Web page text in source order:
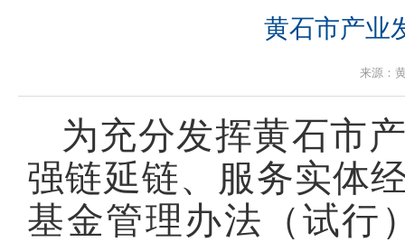
黄石市产业
来源：
为充分发挥黄石市
强链延链、服务实体
基金管理办法（试行